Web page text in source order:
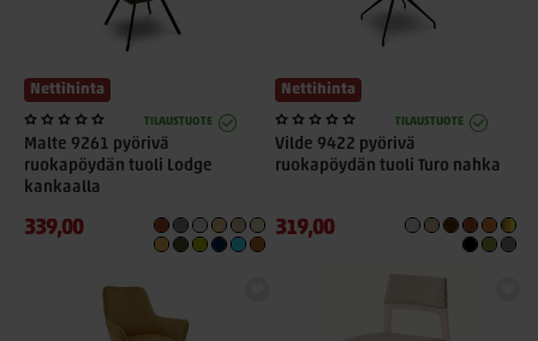
Nettihinta
TILAUSTUOTE
Malte 9261 pyörivä
ruokapöydän tuoli Lodge
kankaalla
339,00
Nettihinta
TILAUSTUOTE
Vilde 9422 pyörivä
ruokapöydän tuoli Turo nahka
319,00